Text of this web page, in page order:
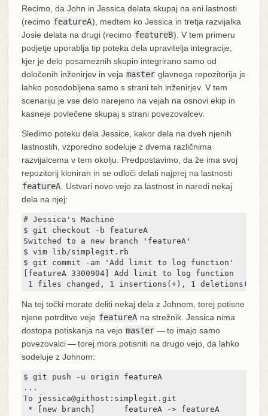
Recimo, da John in Jessica delata skupaj na eni lastnosti
(recimo featureA), medtem ko Jessica in tretja razvijalka
Josie delata na drugi (recimo featureB). V tem primeru
podjetje uporablja tip poteka dela upravitelja integracije,
kjer je delo posameznih skupin integrirano samo od
določenih inženirjev in veja master glavnega repozitorija je
lahko posodobljena samo s strani teh inženirjev. V tem
scenariju je vse delo narejeno na vejah na osnovi ekip in
kasneje povlečene skupaj s strani povezovalcev.
Sledimo poteku dela Jessice, kakor dela na dveh njenih
lastnostih, vzporedno sodeluje z dvema različnima
razvijalcema v tem okolju. Predpostavimo, da že ima svoj
repozitorij kloniran in se odloči delati najprej na lastnosti
featureA. Ustvari novo vejo za lastnost in naredi nekaj
dela na njej:
# Jessica's Machine
$ git checkout -b featureA
Switched to a new branch 'featureA'
$ vim lib/simplegit.rb
$ git commit -am 'Add limit to log function'
[featureA 3300904] Add limit to log function
1 files changed, 1 insertions(+), 1 deletions(-)
Na tej točki morate deliti nekaj dela z Johnom, torej potisne
njene potrditve veje featureA na strežnik. Jessica nima
dostopa potiskanja na vejo master — to imajo samo
povezovalci — torej mora potisniti na drugo vejo, da lahko
sodeluje z Johnom:
$ git push -u origin featureA
...
To jessica@githost:simplegit.git
* [new branch]      featureA -> featureA